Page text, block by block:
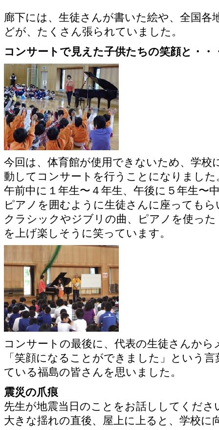
廊下には、生徒さんが書いた絵や、全国各
どが、たくさん張られていました。
コンサートで見えた子供たちの笑顔と・・
今回は、体育館が使用できないため、学校
動してコンサートを行うことになりました
午前中に１年生〜４年生、午後に５年生〜
ピアノを囲むように生徒さんに座っても
クラシックやジブリの曲、ピアノを使っ
を上げ楽しそうに笑っています。
コンサートの最後に、代表の生徒さんから
「笑顔になることができました」という
ている福島の皆さんを思いました。
震災の爪痕
先生が地震当日のことをお話ししてくださ
大きな揺れの直後、屋上に上ると、学校に